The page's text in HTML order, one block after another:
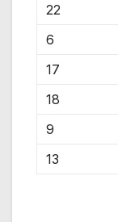
22
6
17
18
9
13